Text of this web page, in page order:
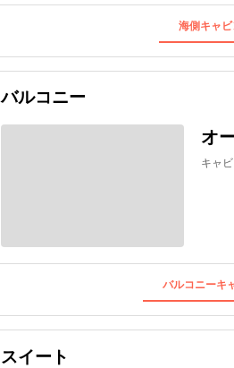
海側キャ
バルコニー
オ
キャ
バルコニーキ
スイート